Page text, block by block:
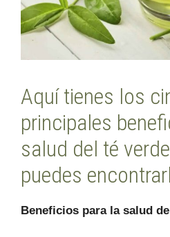
Aquí tienes los
principales
salud del té
puedes
Beneficios para la salud